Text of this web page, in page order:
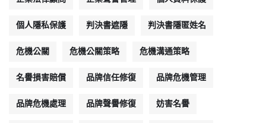
個人隱私保護 判決書遮隱 判決書隱匿姓名
危機公關 危機公關策略 危機溝通策略
名譽損害賠償 品牌信任修復 品牌危機管理
品牌危機處理 品牌聲譽修復 妨害名譽